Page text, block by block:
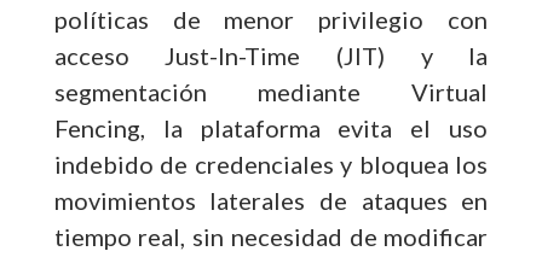
políticas de menor privilegio con
acceso Just-In-Time (JIT) y la
segmentación mediante Virtual
Fencing, la plataforma evita el uso
indebido de credenciales y bloquea los
movimientos laterales de ataques en
tiempo real, sin necesidad de modificar